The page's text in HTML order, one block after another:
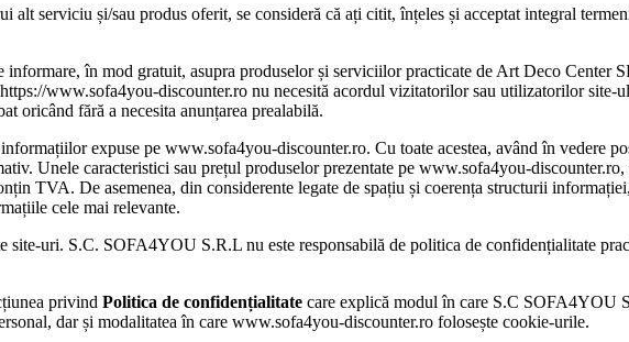
serviciu și/sau produs oferit, se consideră că ați citit, înțeles și acceptat integral
în mod gratuit, asupra produselor și serviciilor practicate de Art Deco Center
www.sofa4you-discounter.ro nu necesită acordul vizitatorilor sau utilizatorilor site-
oricând fără a necesita anunțarea prealabilă.
expuse pe www.sofa4you-discounter.ro. Cu toate acestea, având în vedere
Unele caracteristici sau prețul produselor prezentate pe www.sofa4you-
TVA. De asemenea, din considerente legate de spațiu și coerența structurii
cele mai relevante.
uri. S.C. SOFA4YOU S.R.L nu este responsabilă de politica de confidențialitate
privind Politica de confidențialitate care explică modul în care S.C SOFA4YOU
dar și modalitatea în care www.sofa4you-discounter.ro folosește cookie-urile.